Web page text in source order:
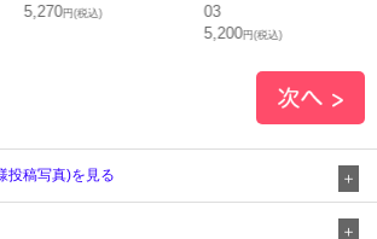
03
投稿写真)を見る